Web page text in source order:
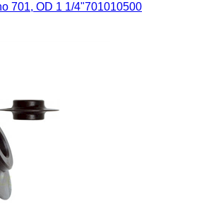
701, OD 1 1/4"701010500